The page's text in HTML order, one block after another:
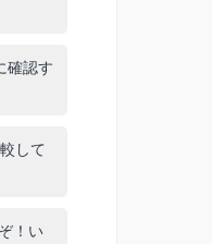
確認す
して
！い